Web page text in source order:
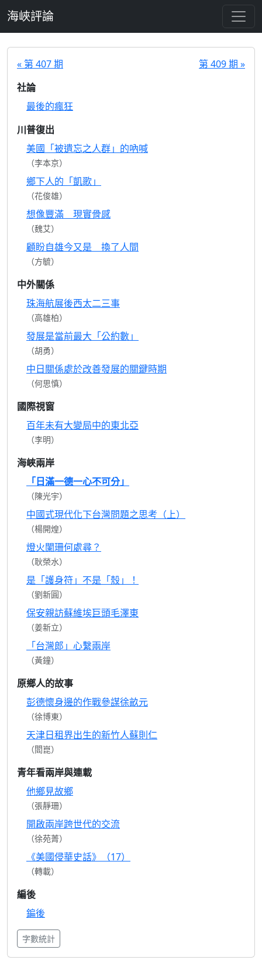
海峽評論
« 第 407 期
第 409 期 »
社論
最後的瘋狂
川普復出
美國「被遺忘之人群」的吶喊
（李本京）
鄉下人的「凱歌」
（花俊雄）
想像豐滿 現實骨感
（魏艾）
顧盼自雄今又是 換了人間
（方毓）
中外關係
珠海航展後西太二三事
（高雄柏）
發展是當前最大「公約數」
（胡勇）
中日關係處於改善發展的關鍵時期
（何思慎）
國際視窗
百年未有大變局中的東北亞
（李明）
海峽兩岸
「日滿一德一心不可分」
（陳光宇）
中國式現代化下台灣問題之思考（上）
（楊開煌）
燈火闌珊何處尋？
（耿榮水）
是「護身符」不是「殼」！
（劉新圓）
保安親訪蘇維埃巨頭毛澤東
（姜新立）
「台灣郎」心繫兩岸
（黃鐘）
原鄉人的故事
彭德懷身邊的作戰參謀徐畝元
（徐博東）
天津日租界出生的新竹人蘇則仁
（閻崑）
青年看兩岸與連載
他鄉見故鄉
（張靜珊）
開啟兩岸跨世代的交流
（徐苑菁）
《美國侵華史話》（17）
（轉載）
編後
鍽後
字數統計